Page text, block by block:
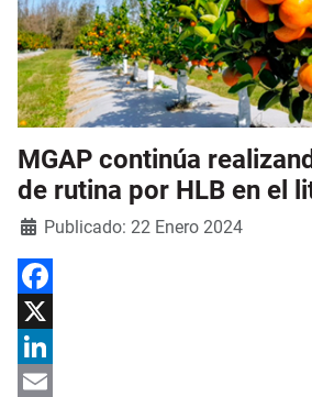
MGAP continúa
de rutina por HLB en el
Detalles
Publicado: 22 Enero 2024
Facebook
X
LinkedIn